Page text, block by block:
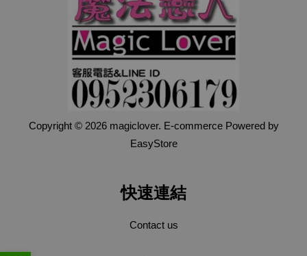
Copyright © 2026 magiclover. E-commerce Powered by
EasyStore
快速連結
Contact us